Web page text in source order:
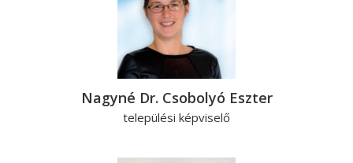
Nagyné Dr. Csobolyó Eszter
települési képviselő